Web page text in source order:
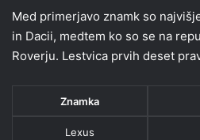
Med primerjavo znamk so
in Dacii, medtem ko so se na
Roverju. Lestvica prvih deset
Znamka
Lexus